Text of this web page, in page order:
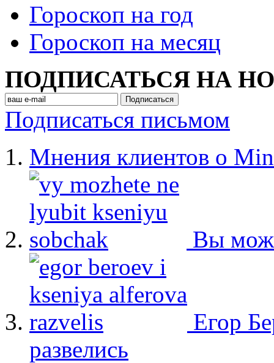
Гороскоп на год
Гороскоп на месяц
ПОДПИСАТЬСЯ НА
Подписаться письмом
Мнения клиентов о
Вы
Егор
развелись